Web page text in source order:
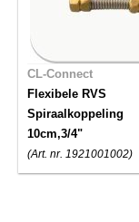
CL-Connect
Flexibele RVS
Spiraalkoppeling
10cm,3/4"
(Art. nr. 1921001002)